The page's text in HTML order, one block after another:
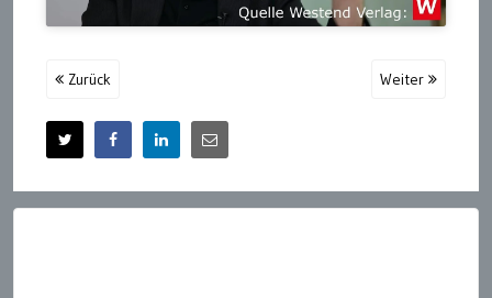
Zurück Weiter